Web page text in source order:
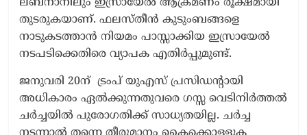
തുടരുകയാണ്. ഫലസ്തീൻ കുടുംബങ്ങളെ
നാടുകടത്താൻ നിയമം പാസ്സാക്കിയ ഇസ്രായേൽ
നടപടിക്കെതിരെ വ്യാപക എതിർപ്പുമുണ്ട്​.
ജനുവരി 20ന്​ ​ ട്രംപ്​ യുഎസ്​ പ്രസിഡന്‍റായി
അധികാരം ഏൽക്കുന്നതുവരെ ഗസ്സ വെടിനിർത്തൽ
ചർച്ചയിൽ പുരോഗതിക്ക്​ സാധ്യതയില്ല. ചർച്ച